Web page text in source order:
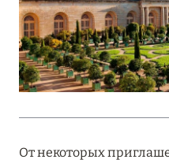
27 апреля 2026
ПОЛНАЯ
ПРЯМОЙ ПЕРЕЛЁТ
От некоторых